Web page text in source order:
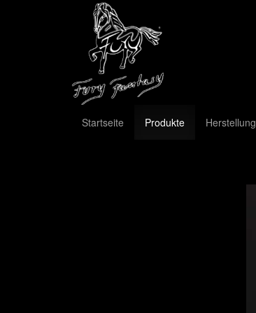
Startseite Produkte Herstellung